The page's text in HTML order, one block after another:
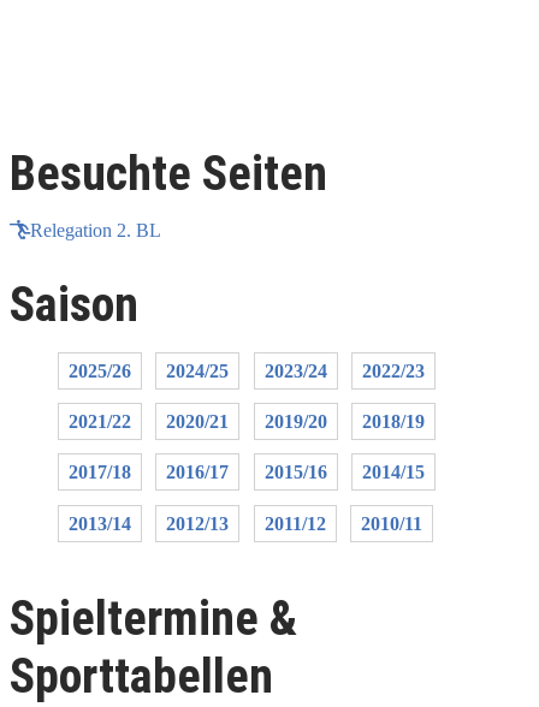
Besuchte Seiten
Relegation 2. BL
Saison
2025/26 2024/25 2023/24 2022/23
2021/22 2020/21 2019/20 2018/19
2017/18 2016/17 2015/16 2014/15
2013/14 2012/13 2011/12 2010/11
Spieltermine &
Sporttabellen